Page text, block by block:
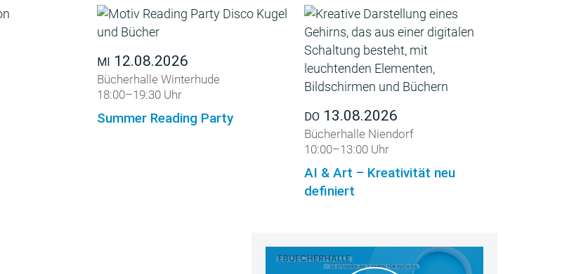
MI 12.08.2026
Bücherhalle Winterhude
18:00–19:30 Uhr
Summer Reading Party DO 13.08.2026
Bücherhalle Niendorf
10:00–13:00 Uhr
AI & Art – Kreativität neu
definiert